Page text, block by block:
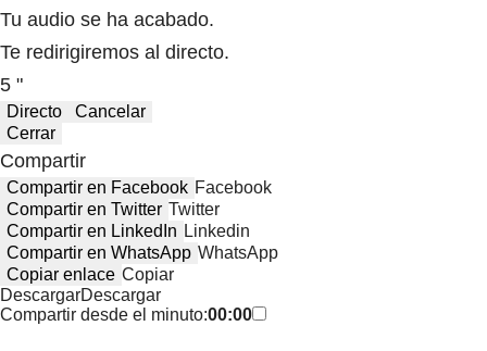
Tu audio se ha acabado.
Te redirigiremos al directo.
5 "
Directo
Cancelar
Cerrar
Compartir
Compartir en Facebook Facebook
Compartir en Twitter Twitter
Compartir en LinkedIn Linkedin
Compartir en WhatsApp WhatsApp
Copiar enlace Copiar
DescargarDescargar
Compartir desde el minuto:00:00